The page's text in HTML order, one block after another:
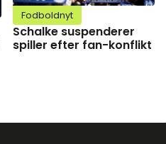
Fodboldnyt
Schalke suspenderer
spiller efter fan-konflikt